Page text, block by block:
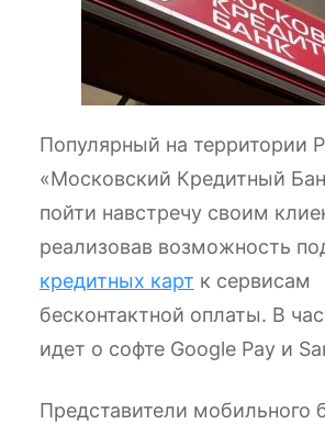
Популярный на территории
«Московский Кредитный
пойти навстречу своим
реализовав возможность
кредитных карт к сервисам
бесконтактной оплаты. В
идет о софте Google Pay и
Представители мобильного